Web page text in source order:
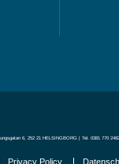
6, 252 21 HELSINGBORG | Tel. 0381 770
Privacy Policy